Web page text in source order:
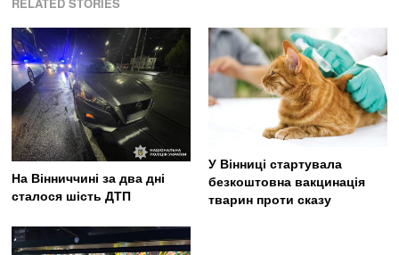
На Вінниччині за два дні
сталося шість ДТП
У Вінниці стартувала
безкоштовна вакцинація
тварин проти сказу